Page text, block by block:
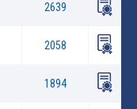
2639
2058
1894